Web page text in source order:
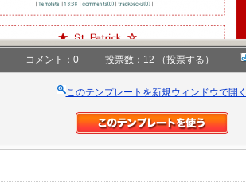
コメント： 0 投票数：12 （投票する）
このテンプレートを新規ウィンドウで開